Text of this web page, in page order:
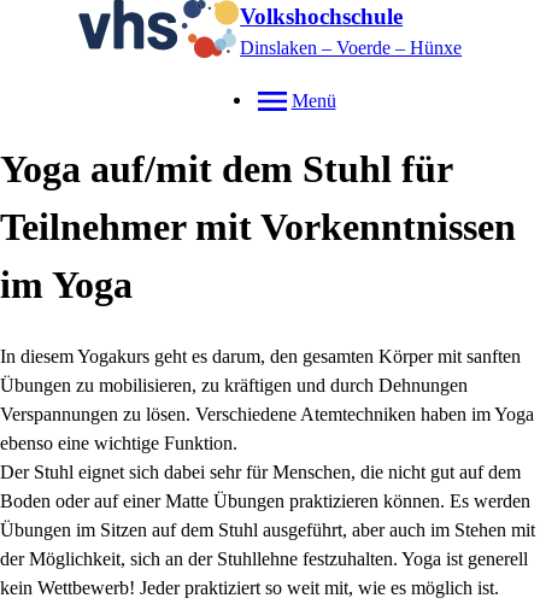
Volkshochschule
Dinslaken – Voerde – Hünxe
Menü
Yoga auf/mit dem Stuhl für
Teilnehmer mit Vorkenntnissen
im Yoga
In diesem Yogakurs geht es darum, den gesamten Körper mit sanften
Übungen zu mobilisieren, zu kräftigen und durch Dehnungen
Verspannungen zu lösen. Verschiedene Atemtechniken haben im Yoga
ebenso eine wichtige Funktion.
Der Stuhl eignet sich dabei sehr für Menschen, die nicht gut auf dem
Boden oder auf einer Matte Übungen praktizieren können. Es werden
Übungen im Sitzen auf dem Stuhl ausgeführt, aber auch im Stehen mit
der Möglichkeit, sich an der Stuhllehne festzuhalten. Yoga ist generell
kein Wettbewerb! Jeder praktiziert so weit mit, wie es möglich ist.